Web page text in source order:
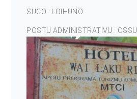
SUCO : LOIHUNO
POSTU ADMINISTRATIVU : OSSU